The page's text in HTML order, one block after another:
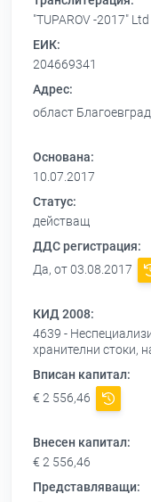
"TUPAROV -2017" Ltd
ЕИК:
204669341
Адрес:
област
Основана:
10.07.2017
Статус:
действащ
ДДС регистрация:
Да, от 03.08.2017
КИД 2008:
4639 -
хранителни стоки,
Вписан капитал:
€ 2 556,46
Внесен капитал:
€ 2 556,46
Представляващи: